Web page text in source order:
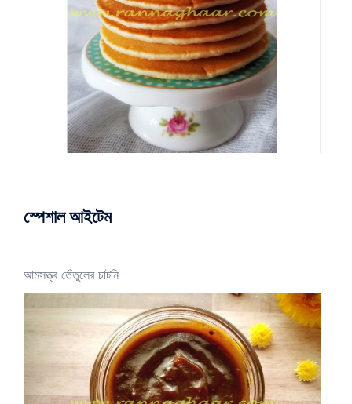
স্পেশাল আইটেম
আমসত্ত্ব তেঁতুলের চাটনি